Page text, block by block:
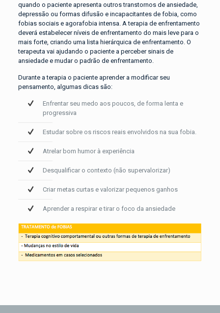
quando o paciente apresenta outros transtornos de ansiedade,
depressão ou formas difusão e incapacitantes de fobia, como
fobias sociais e agorafobia intensa. A terapia de enfrentamento
deverá estabelecer níveis de enfrentamento do mais leve para o
mais forte, criando uma lista hierárquica de enfrentamento. O
terapeuta vai ajudando o paciente a perceber sinais de
ansiedade e mudar o padrão de enfrentamento.
Durante a terapia o paciente aprender a modificar seu
pensamento, algumas dicas são:
Enfrentar seu medo aos poucos, de forma lenta e
progressiva
Estudar sobre os riscos reais envolvidos na sua fobia.
Atrelar bom humor à experiência
Desqualificar o contexto (não supervalorizar)
Criar metas curtas e valorizar pequenos ganhos
Aprender a respirar e tirar o foco da ansiedade